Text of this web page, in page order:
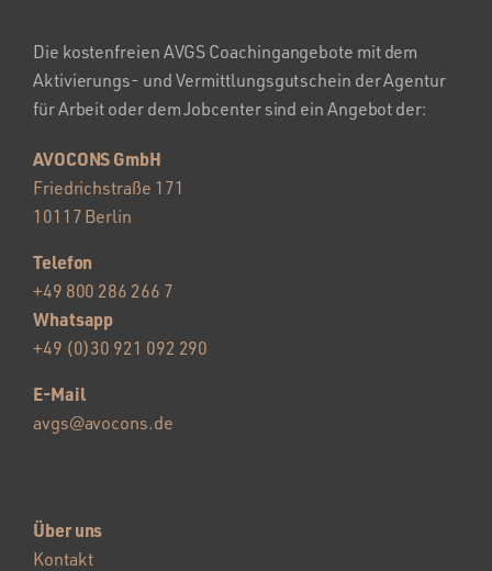
Die kostenfreien AVGS Coachingangebote mit dem
Aktivierungs- und Vermittlungsgutschein der Agentur
für Arbeit oder dem Jobcenter sind ein Angebot der:
AVOCONS GmbH
Friedrichstraße 171
10117 Berlin
Telefon
+49 800 286 266 7
Whatsapp
+49 (0)30 921 092 290
E-Mail
avgs@avocons.de
Über uns
Kontakt